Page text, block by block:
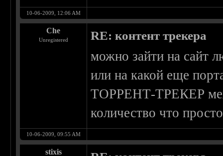
10-06-2009, 12:06 AM
Che
Unregistered RE: контент трекера
можно зайти на сайт
или на какой еще
ТОРРЕНТ-ТРЕКЕР
количество что
10-06-2009, 09:55 AM
stixis